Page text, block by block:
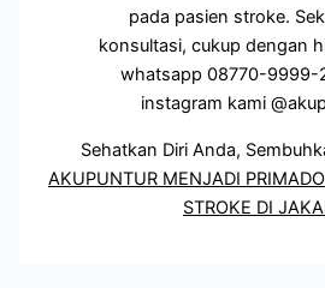
pada pasien stroke.
konsultasi, cukup dengan
whatsapp 08770-9999-
instagram kami
Sehatkan Diri Anda,
AKUPUNTUR MENJADI
STROKE DI